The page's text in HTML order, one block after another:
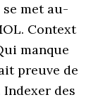
met au-
Context
manque
preuve de
des